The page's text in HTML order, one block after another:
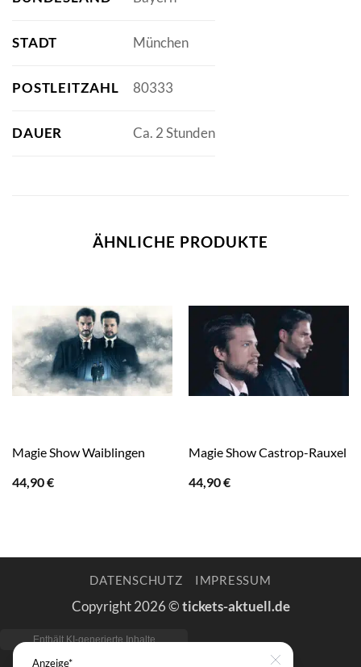
STADT München
POSTLEITZAHL 80333
DAUER Ca. 2 Stunden
ÄHNLICHE PRODUKTE
Magie Show Waiblingen
44,90€
Magie Show Castrop-Rauxel
44,90€
DATENSCHUTZ IMPRESSUM
Copyright 2026 ©tickets-aktuell.de
Anzeige*